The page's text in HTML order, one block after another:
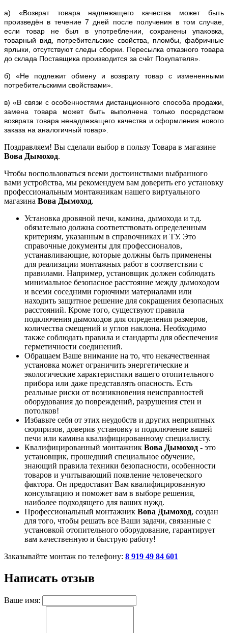
а) «Возврат товара надлежащего качества может быть
произведён в течение 7 дней после получения в том случае,
если товар не был в употреблении, сохранены упаковка,
товарный вид, потребительские свойства, пломбы, фабричные
ярлыки, отсутствуют следы сборки. Пересылка отказного товара
до склада Поставщика производится за счёт Покупателя».
б) «Не подлежит обмену и возврату товар с измененными
потребительскими свойствами».
в) «В связи с особенностями дистанционного способа продажи,
замена товара может быть выполнена только посредством
возврата товара ненадлежащего качества и оформления нового
заказа на аналогичный товар».
Поздравляем! Вы сделали выбор в пользу Товара в магазине
Вова Дымоход.
Чтобы воспользоваться всеми достоинствами выбранного
вами устройства, мы рекомендуем вам доверить его установку
профессиональным монтажникам нашего виртуального
магазина Вова Дымоход.
Установка дровяной печи, камина, дымохода и т.д.
обязательно должна соответствовать определенным
критериям, указанным в справочниках и ТУ. Это
справочные документы для профессионалов,
устанавливающие, которые должны быть применены
для реализации монтажных работ в соответствии с
правилами. Например, установщик должен соблюдать
минимальное безопасное расстояние между дымоходом
и всеми соседними горючими материалами или
находить защитное решение для сокращения безопасных
расстояний. Кроме того, существуют правила
подключения дымоходов для определения размеров,
количества смещений и углов наклона. Необходимо
также соблюдать правила и стандарты для обеспечения
герметичности соединений.
Обращаем Ваше внимание на то, что некачественная
установка может ограничить энергетические и
экологические характеристики вашего отопительного
прибора или даже представлять опасность. Есть
реальные риски от возникновения неисправностей
оборудования до повреждений, разрушения стен и
потолков!
Избавьте себя от этих неудобств и других неприятных
сюрпризов, доверив установку и подключение вашей
печи или камина квалифицированному специалисту.
Квалифицированный монтажник Вова Дымоход - это
установщик, прошедший специальное обучение,
знающий правила техники безопасности, особенности
товаров и учитывающий появление человеческого
фактора. Он предоставит Вам квалифицированную
консультацию и поможет вам в выборе решения,
наиболее подходящего для ваших нужд.
Профессиональный монтажник Вова Дымоход, создан
для того, чтобы решать все Ваши задачи, связанные с
установкой отопительного оборудование, гарантирует
вам качественную и быструю работу!
Заказывайте монтаж по телефону: 8 919 49 84 601
Написать отзыв
Ваше имя: